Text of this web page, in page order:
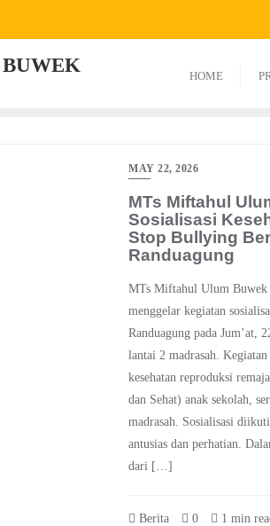
HOME
MAY 22, 2026
MTs Miftahul
Sosialisasi
Stop Bullying
Randuagung
MTs Miftahul Ulum Buwek
menggelar kegiatan
Randuagung pada Jum’at,
lantai 2 madrasah.
kesehatan reproduksi
dan Sehat) anak sekolah,
madrasah. Sosialisasi
antusias dan perhatian.
dari […]
Berita 0 1 min